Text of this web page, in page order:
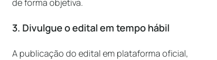
de forma objetiva.
3. Divulgue o edital em tempo hábil
A publicação do edital em plataforma oficial,